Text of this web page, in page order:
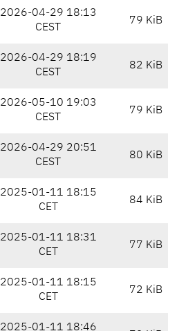
2026-04-29 18:13
CEST
79 KiB
2026-04-29 18:19
CEST
82 KiB
2026-05-10 19:03
CEST
79 KiB
2026-04-29 20:51
CEST
80 KiB
2025-01-11 18:15
CET
84 KiB
2025-01-11 18:31
CET
77 KiB
2025-01-11 18:15
CET
72 KiB
2025-01-11 18:46